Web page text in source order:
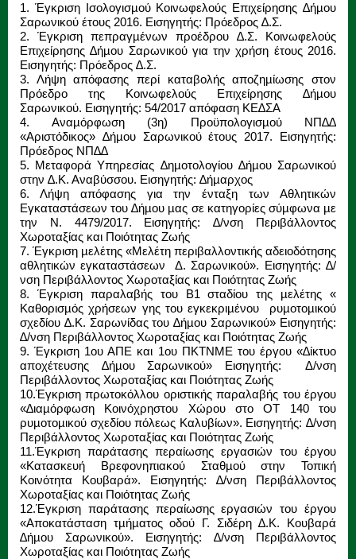
1. Έγκριση Ισολογισµού Κοινωφελούς Επιχείρησης ∆ήµου
Σαρωνικού έτους 2016. Εισηγητής: Πρόεδρος ∆.Σ.
2. Έγκριση πεπραγµένων προέδρου ∆.Σ. Κοινωφελούς
Επιχείρησης ∆ήµου Σαρωνικού για την χρήση έτους 2016.
Εισηγητής: Πρόεδρος ∆.Σ.
3. Λήψη απόφασης περί καταβολής αποζηµίωσης στον
Πρόεδρο της Κοινωφελούς Επιχείρησης ∆ήµου
Σαρωνικού. Εισηγητής: 54/2017 απόφαση ΚΕ∆ΣΑ
4. Αναµόρφωση (3η) Προϋπολογισµού ΝΠ∆∆
«Αριστόδικος» ∆ήµου Σαρωνικού έτους 2017. Εισηγητής:
Πρόεδρος ΝΠ∆∆
5. Μεταφορά Υπηρεσίας ∆ηµοτολογίου ∆ήµου Σαρωνικού
στην ∆.Κ. Αναβύσσου. Εισηγητής: ∆ήµαρχος
6. Λήψη απόφασης για την ένταξη των Αθλητικών
Εγκαταστάσεων του ∆ήµου µας σε κατηγορίες σύµφωνα µε
την Ν. 4479/2017. Εισηγητής: ∆/νση Περιβάλλοντος
Χωροταξίας και Ποιότητας Ζωής
7. Έγκριση µελέτης «Μελέτη περιβαλλοντικής αδειοδότησης
αθλητικών εγκαταστάσεων Δ. Σαρωνικού». Εισηγητής: ∆/
νση Περιβάλλοντος Χωροταξίας και Ποιότητας Ζωής
8. Έγκριση παραλαβής του Β1 σταδίου της µελέτης «
Καθορισµός χρήσεων γης του εγκεκριµένου ρυµοτοµικού
σχεδίου ∆.Κ. Σαρωνίδας του ∆ήµου Σαρωνικού» Εισηγητής:
∆/νση Περιβάλλοντος Χωροταξίας και Ποιότητας Ζωής
9. Έγκριση 1ου ΑΠΕ και 1ου ΠΚΤΝΜΕ του έργου «∆ίκτυο
αποχέτευσης ∆ήµου Σαρωνικού» Εισηγητής: Δ/νση
Περιβάλλοντος Χωροταξίας και Ποιότητας Ζωής
10.Έγκριση πρωτοκόλλου οριστικής παραλαβής του έργου
«∆ιαµόρφωση Κοινόχρηστου Χώρου στο ΟΤ 140 του
ρυµοτοµικού σχεδίου πόλεως Καλυβίων». Εισηγητής: ∆/νση
Περιβάλλοντος Χωροταξίας και Ποιότητας Ζωής
11.Έγκριση παράτασης περαίωσης εργασιών του έργου
«Κατασκευή Βρεφονηπιακού Σταθµού στην Τοπική
Κοινότητα Κουβαρά». Εισηγητής: ∆/νση Περιβάλλοντος
Χωροταξίας και Ποιότητας Ζωής
12.Έγκριση παράτασης περαίωσης εργασιών του έργου
«Αποκατάσταση τµήµατος οδού Γ. Σιδέρη ∆.Κ. Κουβαρά
∆ήµου Σαρωνικού». Εισηγητής: ∆/νση Περιβάλλοντος
Χωροταξίας και Ποιότητας Ζωής